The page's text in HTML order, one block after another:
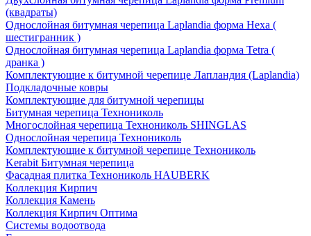
(квадраты)
Однослойная битумная черепица Laplandia форма Hexa (
шестигранник )
Однослойная битумная черепица Laplandia форма Tetra (
дранка )
Комплектующие к битумной черепице Лапландия (Laplandia)
Подкладочные ковры
Комплектующие для битумной черепицы
Битумная черепица Технониколь
Многослойная черепица Технониколь SHINGLAS
Однослойная черепица Технониколь
Комплектующие к битумной черепице Технониколь
Kerabit Битумная черепица
Фасадная плитка Технониколь HAUBERK
Кол​лекция Кирпич
Кол​лекция Камень
Коллекция Кирпич Оптима
Системы водоотвода